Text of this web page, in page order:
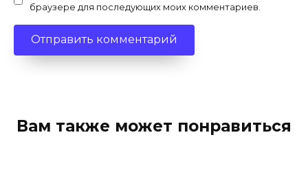
браузере для последующих моих комментариев.
Вам также может понравиться